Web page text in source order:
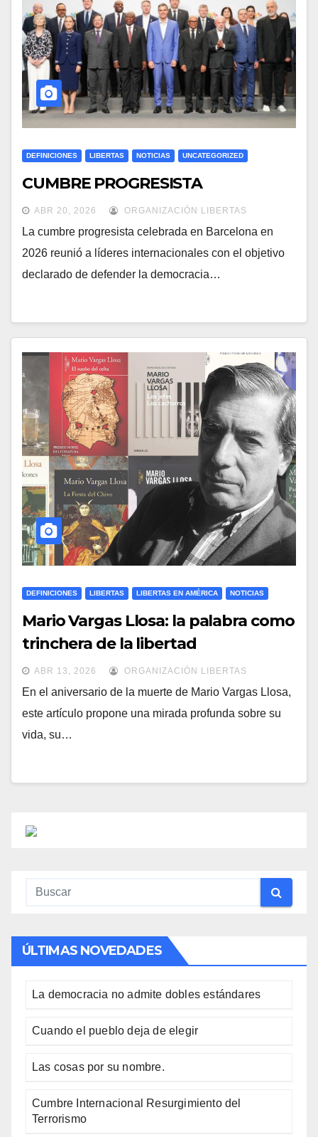
DEFINICIONES LIBERTAS NOTICIAS UNCATEGORIZED
CUMBRE PROGRESISTA
ABR 20, 2026 ORGANIZACIÓN LIBERTAS
La cumbre progresista celebrada en Barcelona en
2026 reunió a líderes internacionales con el objetivo
declarado de defender la democracia…
DEFINICIONES LIBERTAS LIBERTAS EN AMÉRICA NOTICIAS
Mario Vargas Llosa: la palabra como
trinchera de la libertad
ABR 13, 2026 ORGANIZACIÓN LIBERTAS
En el aniversario de la muerte de Mario Vargas Llosa,
este artículo propone una mirada profunda sobre su
vida, su…
ÚLTIMAS NOVEDADES
La democracia no admite dobles estándares
Cuando el pueblo deja de elegir
Las cosas por su nombre.
Cumbre Internacional Resurgimiento del
Terrorismo